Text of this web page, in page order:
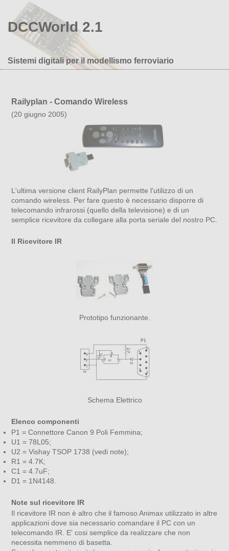
DCCWorld 2.1
Sistemi digitali per il modellismo ferroviario
Railyplan - Comando Wireless
(20 giugno 2005)
L'ultima versione client RailyPlan permette l'utilizzo di un
comando wireless. Per fare questo è necessario disporre di
telecomando infrarossi (quello della televisione) e di un
semplice ricevitore da collegare alla porta seriale del nostro PC.
Il Ricevitore IR
Prototipo funzionante.
Schema Elettrico
Elenco componenti
P1 = Connettore Canon 9 Poli Femmina;
U1 = 78L05;
U2 = Vishay TSOP 1738 (vedi note);
R1 = 4.7K;
C1 = 4.7uF;
D1 = 1N4148.
Note sul ricevitore IR
Il ricevitore IR non è altro che il famoso Animax utilizzato in altre
applicazioni dove sia necessario comandare il PC con un
telecomando IR. E' cosi semplice da realizzare che non
necessita nemmeno di basetta.